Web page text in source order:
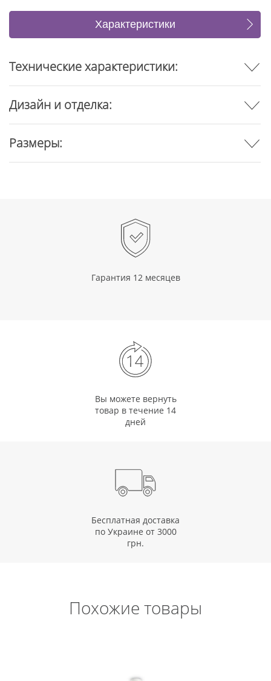
Характеристики
Отзывы
Технические характеристики:
Дизайн и отделка:
Размеры:
Гарантия 12 месяцев
Вы можете вернуть
товар в течение 14
дней
Бесплатная доставка
по Украине от 3000
грн.
Похожие товары